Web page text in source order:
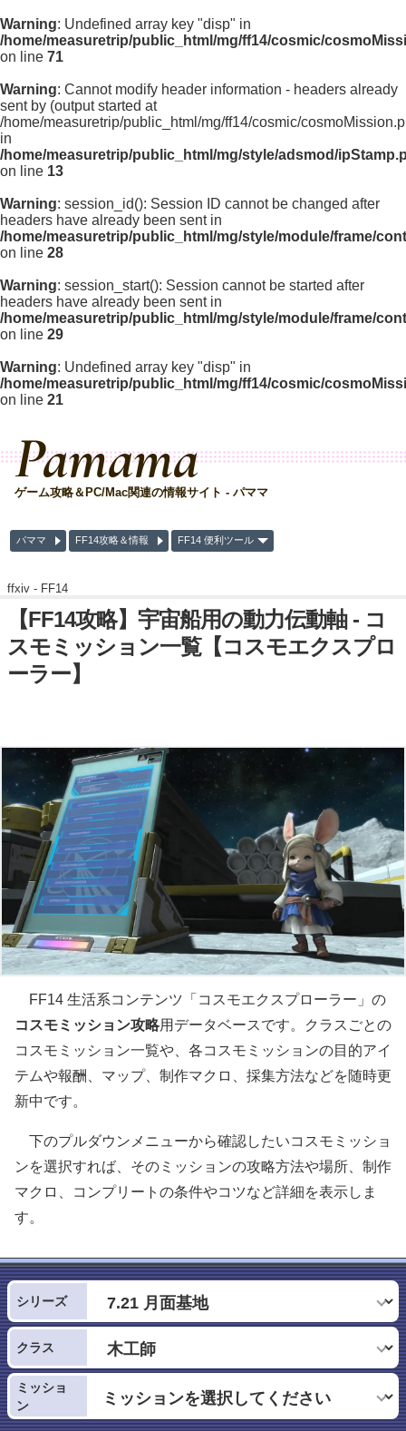
Warning: Undefined array key "disp" in
/home/measuretrip/public_html/mg/ff14/cosmic/
on line 71
Warning: Cannot modify header information - headers already
sent by (output started at
/home/measuretrip/public_html/mg/ff14/cosmic/
in
/home/measuretrip/public_html/mg/style/adsmod/
on line 13
Warning: session_id(): Session ID cannot be changed after
headers have already been sent in
/home/measuretrip/public_html/mg/style/module/frame/
on line 28
Warning: session_start(): Session cannot be started after
headers have already been sent in
/home/measuretrip/public_html/mg/style/module/frame/
on line 29
Warning: Undefined array key "disp" in
/home/measuretrip/public_html/mg/ff14/cosmic/
on line 21
Pamama
ゲーム攻略＆PC/Mac関連の情報サイト - パママ
パママ FF14攻略＆情報 FF14 便利ツール
ffxiv - FF14
【FF14攻略】宇宙船用の動力伝動軸 - コ
スモミッション一覧【コスモエクスプロ
ーラー】
FF14 生活系コンテンツ「コスモエクスプローラー」の
コスモミッション攻略用データベースです。クラスごとの
コスモミッション一覧や、各コスモミッションの目的アイ
テムや報酬、マップ、制作マクロ、採集方法などを随時更
新中です。
下のプルダウンメニューから確認したいコスモミッショ
ンを選択すれば、そのミッションの攻略方法や場所、制作
マクロ、コンプリートの条件やコツなど詳細を表示しま
す。
シリーズ
クラス
ミッショ
ン